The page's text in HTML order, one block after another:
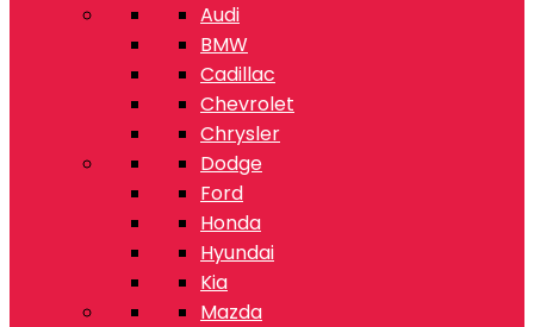
Audi
BMW
Cadillac
Chevrolet
Chrysler
Dodge
Ford
Honda
Hyundai
Kia
Mazda